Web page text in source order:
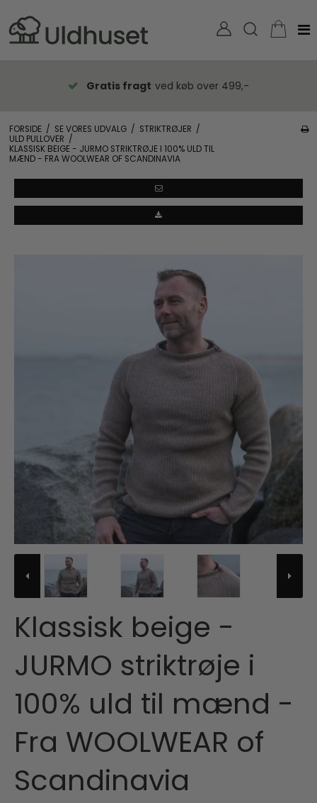
Gratis fragt ved køb over 499,-
FORSIDE / SE VORES UDVALG / STRIKTRØJER /
ULD PULLOVER /
KLASSISK BEIGE - JURMO STRIKTRØJE I 100% ULD TIL
MÆND - FRA WOOLWEAR OF SCANDINAVIA
Klassisk beige -
JURMO striktrøje i
100% uld til mænd -
Fra WOOLWEAR of
Scandinavia